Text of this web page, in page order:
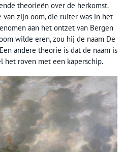
theorieën over de herkomst.
zijn oom, die ruiter was in het
aan het ontzet van Bergen
wilde eren, zou hij de naam De
andere theorie is dat de naam is
het roven met een kaperschip.